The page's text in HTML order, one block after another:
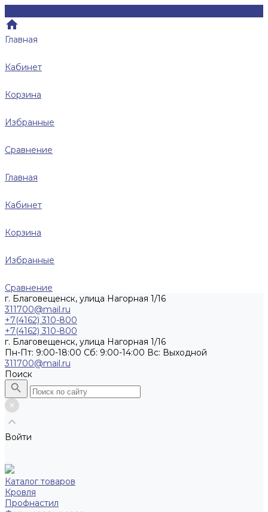
Главная
Кабинет
Корзина
Избранные
Сравнение
Главная
Кабинет
Корзина
Избранные
Сравнение
г. Благовещенск, улица Нагорная 1/16
311700@mail.ru
+7(4162) 310-800
+7(4162) 310-800
г. Благовещенск, улица Нагорная 1/16
Пн-Пт: 9:00-18:00 Cб: 9:00-14:00 Вс: Выходной
311700@mail.ru
Поиск
Войти
Каталог товаров
Кровля
Профнастил